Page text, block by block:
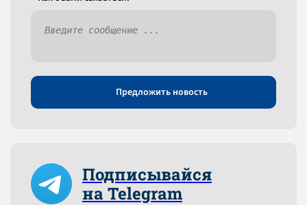
Предложить новость
Подписывайся
на Telegram